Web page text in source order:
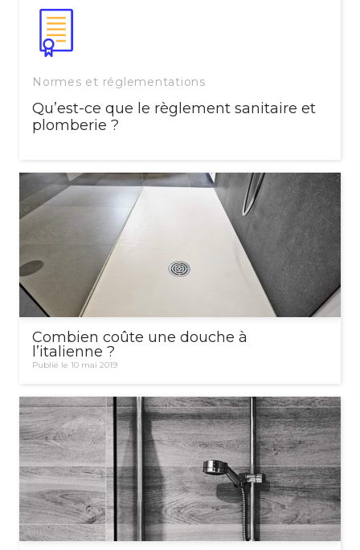
Normes et réglementations
Qu’est-ce que le règlement sanitaire et
plomberie ?
Combien coûte une douche à
l’italienne ?
Publié le 10 mai 2019